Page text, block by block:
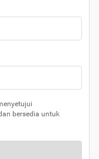
bersedia untuk